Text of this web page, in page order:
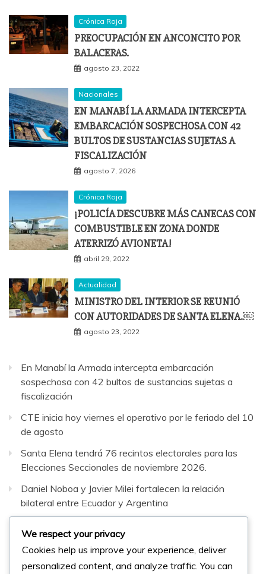
Crónica Roja
PREOCUPACIÓN EN ANCONCITO POR
BALACERAS.
agosto 23, 2022
Nacionales
EN MANABÍ LA ARMADA INTERCEPTA
EMBARCACIÓN SOSPECHOSA CON 42
BULTOS DE SUSTANCIAS SUJETAS A
FISCALIZACIÓN
agosto 7, 2026
Crónica Roja
¡POLICÍA DESCUBRE MÁS CANECAS CON
COMBUSTIBLE EN ZONA DONDE
ATERRIZÓ AVIONETA!
abril 29, 2022
Actualidad
MINISTRO DEL INTERIOR SE REUNIÓ
CON AUTORIDADES DE SANTA ELENA.￼
agosto 23, 2022
En Manabí la Armada intercepta embarcación
sospechosa con 42 bultos de sustancias sujetas a
fiscalización
CTE inicia hoy viernes el operativo por le feriado del 10
de agosto
Santa Elena tendrá 76 recintos electorales para las
Elecciones Seccionales de noviembre 2026.
Daniel Noboa y Javier Milei fortalecen la relación
bilateral entre Ecuador y Argentina
desaparecidos tras viaje a Puerto López
We respect your privacy
Cookies help us improve your experience, deliver
personalized content, and analyze traffic. You can